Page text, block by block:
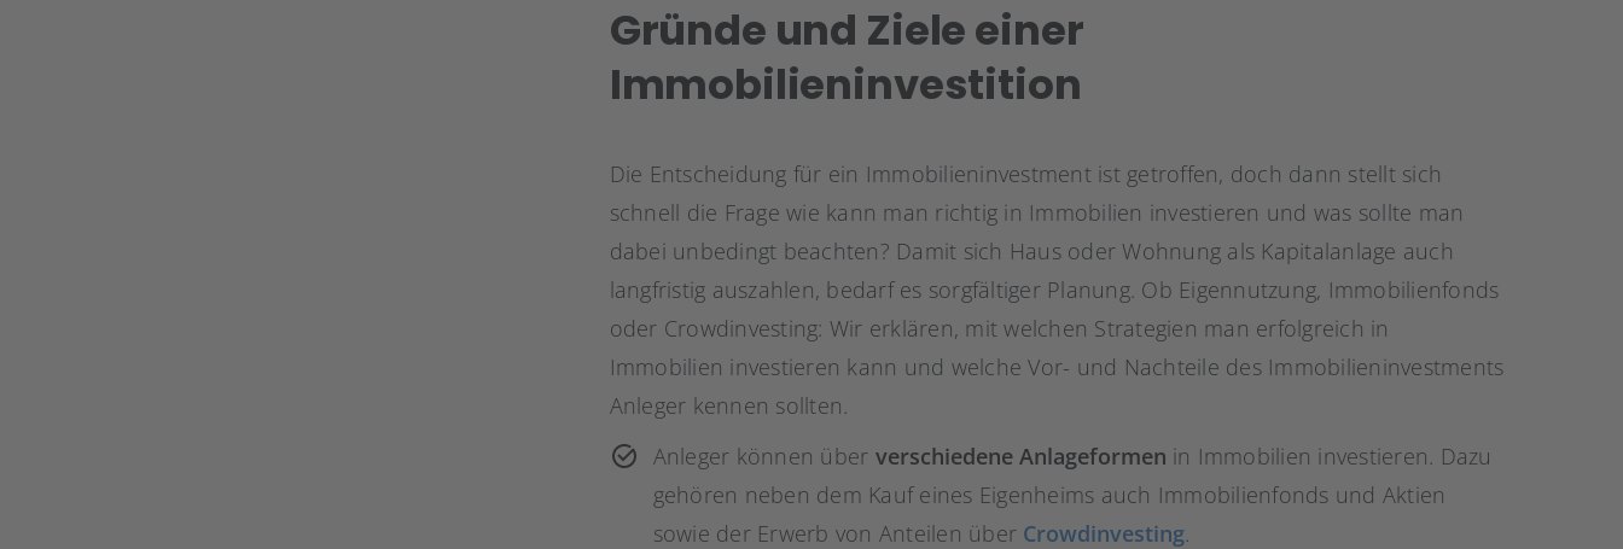
Gründe und Ziele einer
Immobilieninvestition
Die Entscheidung für ein Immobilieninvestment ist getroffen, doch dann stellt sich
schnell die Frage wie kann man richtig in Immobilien investieren und was sollte man
dabei unbedingt beachten? Damit sich Haus oder Wohnung als Kapitalanlage auch
langfristig auszahlen, bedarf es sorgfältiger Planung. Ob Eigennutzung, Immobilienfonds
oder Crowdinvesting: Wir erklären, mit welchen Strategien man erfolgreich in
Immobilien investieren kann und welche Vor- und Nachteile des Immobilieninvestments
Anleger kennen sollten.
Anleger können über verschiedene Anlageformen in Immobilien investieren. Dazu
gehören neben dem Kauf eines Eigenheims auch Immobilienfonds und Aktien
sowie der Erwerb von Anteilen über Crowdinvesting.